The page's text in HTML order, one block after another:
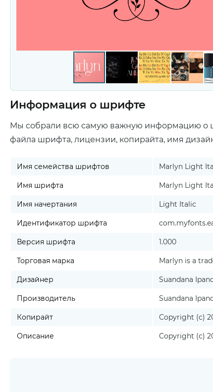
Информация о шрифте
Мы собрали всю самую важную информацию о
файла шрифта, лицензии, копирайта, имя
Имя семейства шрифтов Marlyn Light
Имя шрифта Marlyn Light
Имя начертания Light Italic
Идентификатор шрифта
Версия шрифта 1.000
Торговая марка Marlyn is a
Дизайнер Suandana
Производитель Suandana
Копирайт Copyright (c)
Описание Copyright (c)